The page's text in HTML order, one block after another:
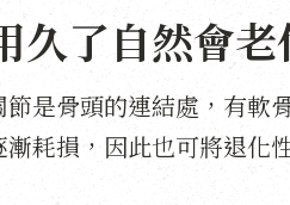
久了自然會
節是骨頭的連結處，有軟
漸耗損，因此也可將退化